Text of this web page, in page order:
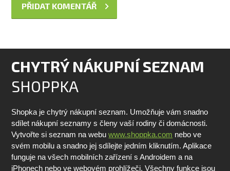
CHYTRÝ NÁKUPNÍ SEZNAM
SHOPPKA
Shopka je chytrý nákupní seznam. Umožňuje vám snadno
sdílet nákupní seznamy s členy vaší rodiny či domácnosti.
Vytvořte si seznam na webuwww.shoppka.com nebo ve
svém mobilu a snadno jej sdílejte jedním kliknutím. Aplikace
funguje na všech mobilních zařízení s Androidem a na
iPhonech nebo ve webovém prohlížeči. Všechny funkce jsou